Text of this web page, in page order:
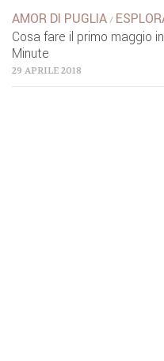
AMOR DI PUGLIA /
Cosa fare il primo maggio
Minute
29 APRILE 2018